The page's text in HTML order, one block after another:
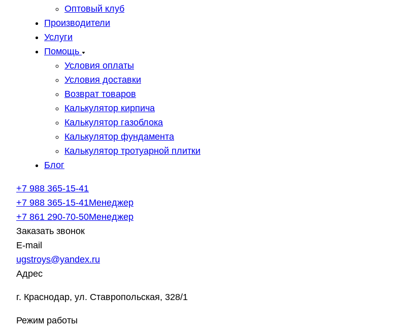
Оптовый клуб
Производители
Услуги
Помощь
Условия оплаты
Условия доставки
Возврат товаров
Калькулятор кирпича
Калькулятор газоблока
Калькулятор фундамента
Калькулятор тротуарной плитки
Блог
+7 988 365-15-41
+7 988 365-15-41Менеджер
+7 861 290-70-50Менеджер
Заказать звонок
E-mail
ugstroys@yandex.ru
Адрес
г. Краснодар, ул. Ставропольская, 328/1
Режим работы